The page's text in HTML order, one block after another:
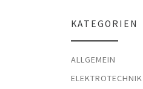
KATEGORIEN
ALLGEMEIN
ELEKTROTECHNIK